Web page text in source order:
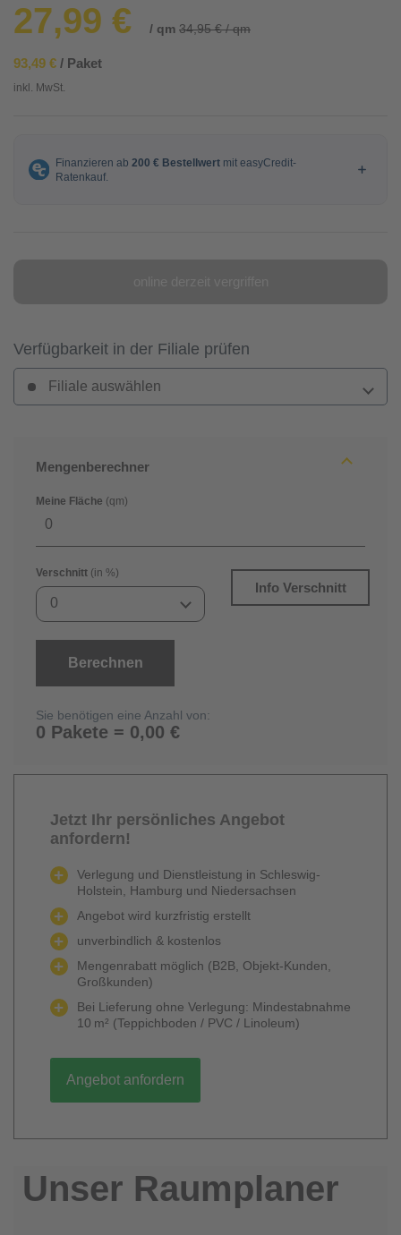
27,99 € / qm 34,95 € / qm
93,49 € / Paket
inkl. MwSt.
Verfügbarkeit in der Filiale prüfen
Filiale auswählen
Mengenberechner
Meine Fläche (qm)
Verschnitt (in %)
0
Info Verschnitt
Berechnen
Sie benötigen eine Anzahl von:
0 Pakete = 0,00 €
Jetzt Ihr persönliches Angebot
anfordern!
Verlegung und Dienstleistung in Schleswig-
Holstein, Hamburg und Niedersachsen
Angebot wird kurzfristig erstellt
unverbindlich & kostenlos
Mengenrabatt möglich (B2B, Objekt-Kunden,
Großkunden)
Bei Lieferung ohne Verlegung: Mindestabnahme
10 m² (Teppichboden / PVC / Linoleum)
Angebot anfordern
Unser Raumplaner